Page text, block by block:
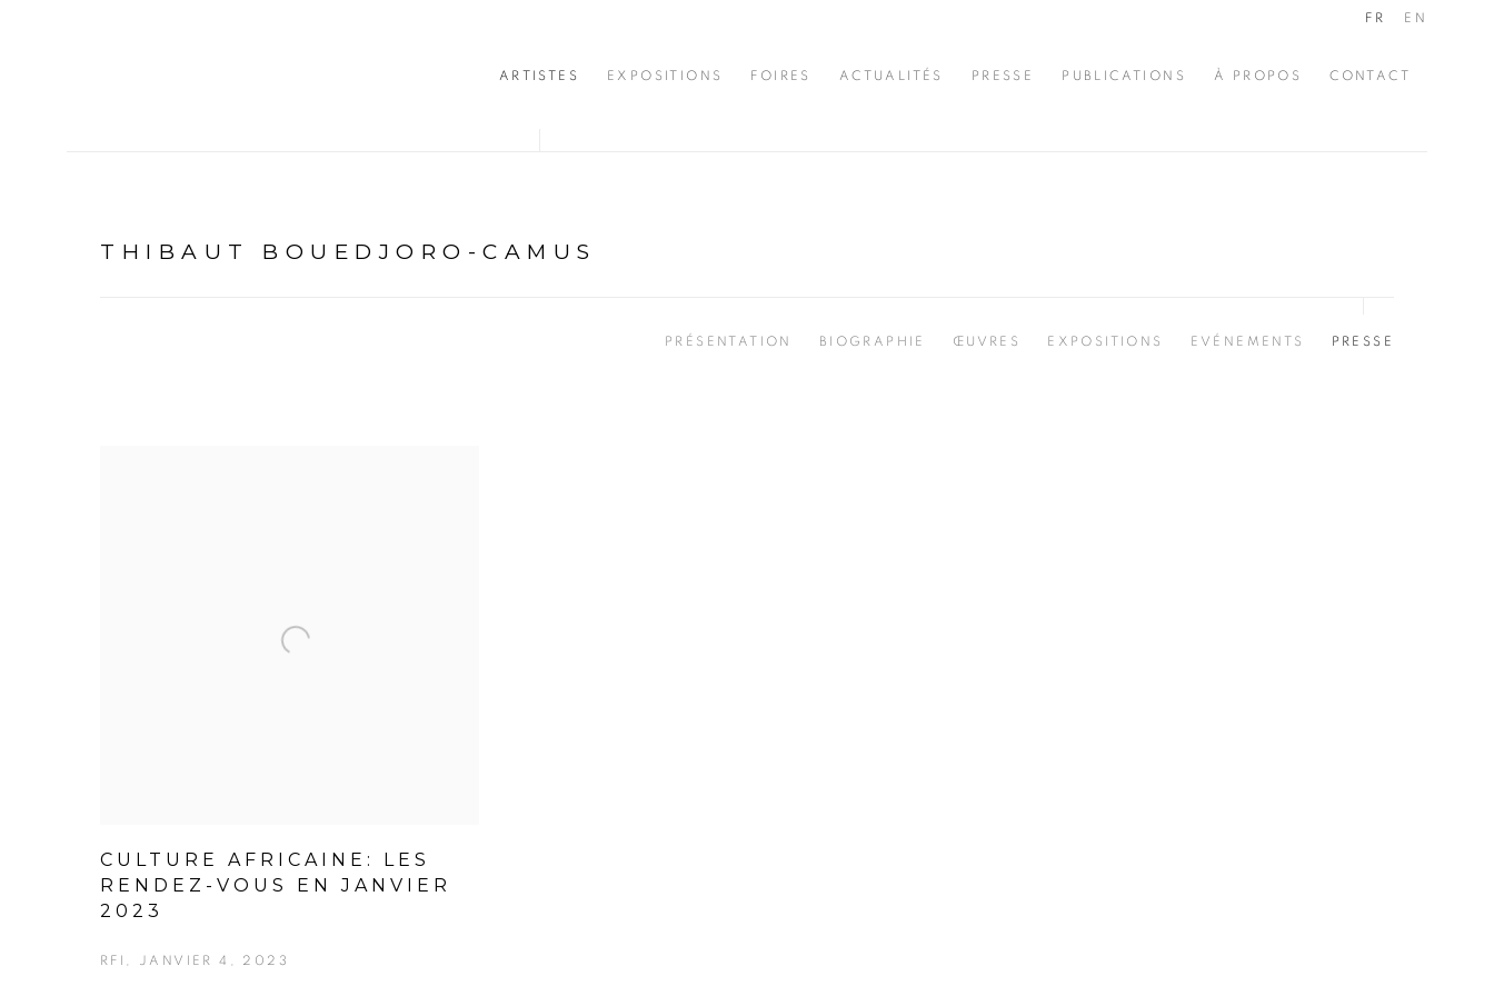
ARTISTES EXPOSITIONS FOIRES ACTUALITÉS PRESSE PUBLICATIONS À PROPOS CONTACT
FR EN
THIBAUT BOUEDJORO-CAMUS
PRÉSENTATION BIOGRAPHIE ŒUVRES EXPOSITIONS EVÉNEMENTS PRESSE
CULTURE AFRICAINE: LES
RENDEZ-VOUS EN JANVIER
2023
RFI, JANVIER 4, 2023